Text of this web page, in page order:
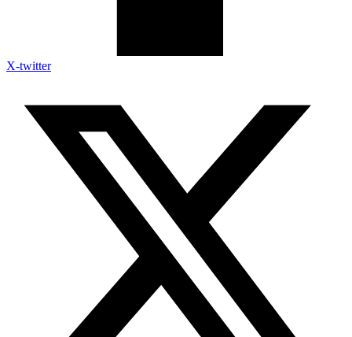
X-twitter